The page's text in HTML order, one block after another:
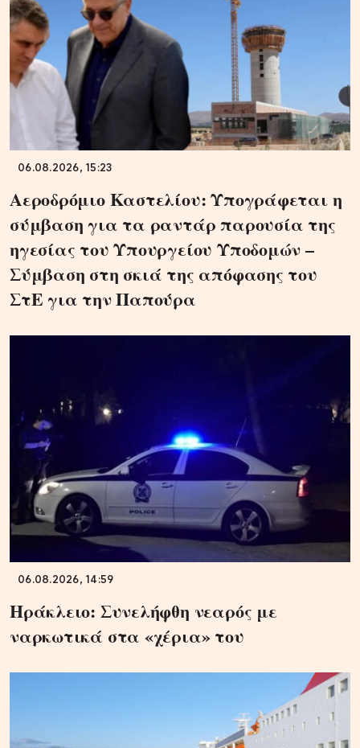
06.08.2026, 15:23
Αεροδρόμιο Καστελίου: Υπογράφεται η
σύμβαση για τα ραντάρ παρουσία της
ηγεσίας του Υπουργείου Υποδομών –
Σύμβαση στη σκιά της απόφασης του
ΣτΕ για την Παπούρα
06.08.2026, 14:59
Ηράκλειο: Συνελήφθη νεαρός με
ναρκωτικά στα «χέρια» του